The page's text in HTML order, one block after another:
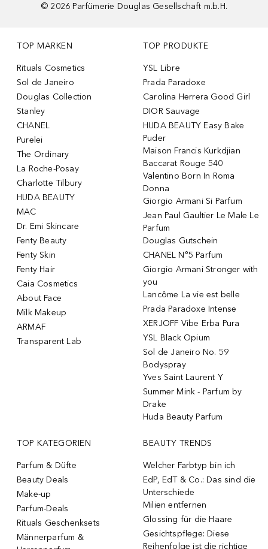
© 2026 Parfümerie Douglas Gesellschaft m.b.H.
TOP MARKEN
Rituals Cosmetics
Sol de Janeiro
Douglas Collection
Stanley
CHANEL
Purelei
The Ordinary
La Roche-Posay
Charlotte Tilbury
HUDA BEAUTY
MAC
Dr. Emi Skincare
Fenty Beauty
Fenty Skin
Fenty Hair
Caia Cosmetics
About Face
Milk Makeup
ARMAF
Transparent Lab
TOP PRODUKTE
YSL Libre
Prada Paradoxe
Carolina Herrera Good Girl
DIOR Sauvage
HUDA BEAUTY Easy Bake
Puder
Maison Francis Kurkdjian
Baccarat Rouge 540
Valentino Born In Roma
Donna
Giorgio Armani Si Parfum
Jean Paul Gaultier Le Male Le
Parfum
Douglas Gutschein
CHANEL N°5 Parfum
Giorgio Armani Stronger with
you
Lancôme La vie est belle
Prada Paradoxe Intense
XERJOFF Vibe Erba Pura
YSL Black Opium
Sol de Janeiro No. 59
Bodyspray
Yves Saint Laurent Y
Summer Mink - Parfum by
Drake
Huda Beauty Parfum
TOP KATEGORIEN
Parfum & Düfte
Beauty Deals
Make-up
Parfum-Deals
Rituals Geschenksets
Männerparfum &
BEAUTY TRENDS
Welcher Farbtyp bin ich
EdP, EdT & Co.: Das sind die
Unterschiede
Milien entfernen
Glossing für die Haare
Gesichtspflege: Diese
Reihenfolge ist die richtige